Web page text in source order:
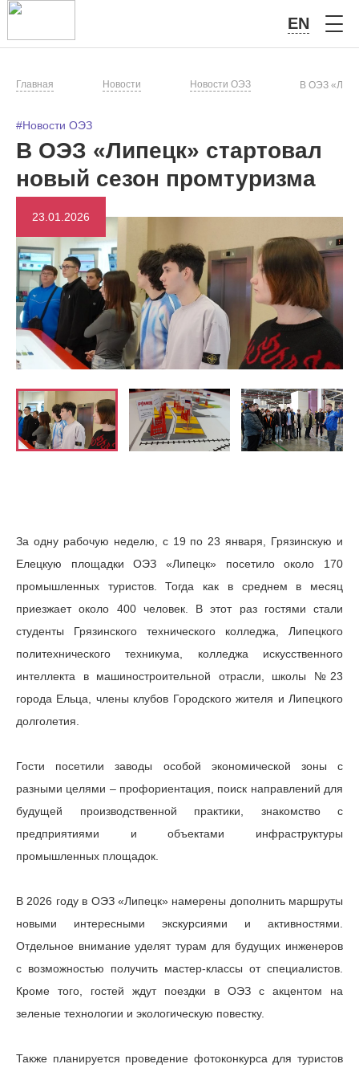
EN
Главная Новости Новости ОЭЗ В ОЭЗ
#Новости ОЭЗ
В ОЭЗ «Липецк» стартовал
новый сезон промтуризма
23.01.2026
За одну рабочую неделю, с 19 по 23 января, Грязинскую и
Елецкую площадки ОЭЗ «Липецк» посетило около 170
промышленных туристов. Тогда как в среднем в месяц
приезжает около 400 человек. В этот раз гостями стали
студенты Грязинского технического колледжа, Липецкого
политехнического техникума, колледжа искусственного
интеллекта в машиностроительной отрасли, школы №23
города Ельца, члены клубов Городского жителя и Липецкого
долголетия.
Гости посетили заводы особой экономической зоны с
разными целями – профориентация, поиск направлений для
будущей производственной практики, знакомство с
предприятиями и объектами инфраструктуры
промышленных площадок.
В 2026 году в ОЭЗ «Липецк» намерены дополнить маршруты
новыми интересными экскурсиями и активностями.
Отдельное внимание уделят турам для будущих инженеров
с возможностью получить мастер-классы от специалистов.
Кроме того, гостей ждут поездки в ОЭЗ с акцентом на
зеленые технологии и экологическую повестку.
Также планируется проведение фотоконкурса для туристов